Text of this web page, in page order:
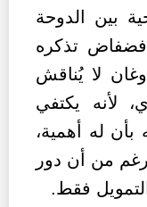
بين الدوحة
فضفاض تذكره
لا يُناقش
لأنه يكتفي
بأن له أهمية،
من أن دور
فقط.